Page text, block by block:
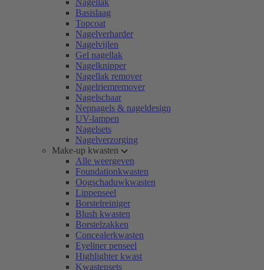
Nagellak
Basislaag
Topcoat
Nagelverharder
Nagelvijlen
Gel nagellak
Nagelknipper
Nagellak remover
Nagelriemremover
Nagelschaar
Nepnagels & nageldesign
UV-lampen
Nagelsets
Nagelverzorging
Make-up kwasten
Alle weergeven
Foundationkwasten
Oogschaduwkwasten
Lippenseel
Borstelreiniger
Blush kwasten
Borstelzakken
Concealerkwasten
Eyeliner penseel
Highlighter kwast
Kwastensets